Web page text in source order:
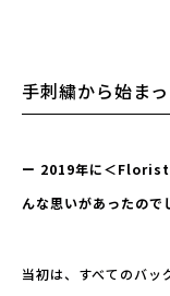
手刺繍から始ま
ー 2019年に＜Florist
んな思いがあったので
当初は、すべてのバッ